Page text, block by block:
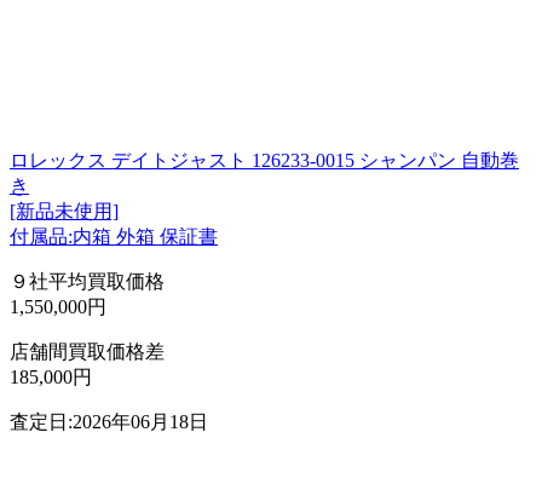
ロレックス デイトジャスト 126233-0015 シャンパン 自動巻
き
[新品未使用]
付属品:内箱 外箱 保証書
９社平均買取価格
1,550,000円
店舗間買取価格差
185,000円
査定日:2026年06月18日